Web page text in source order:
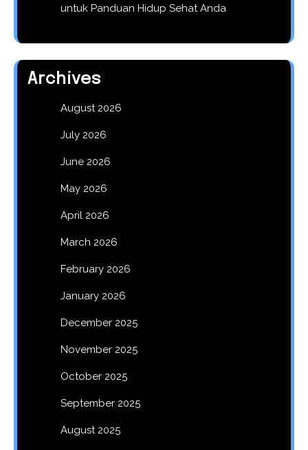
untuk Panduan Hidup Sehat Anda
Archives
August 2026
July 2026
June 2026
May 2026
April 2026
March 2026
February 2026
January 2026
December 2025
November 2025
October 2025
September 2025
August 2025